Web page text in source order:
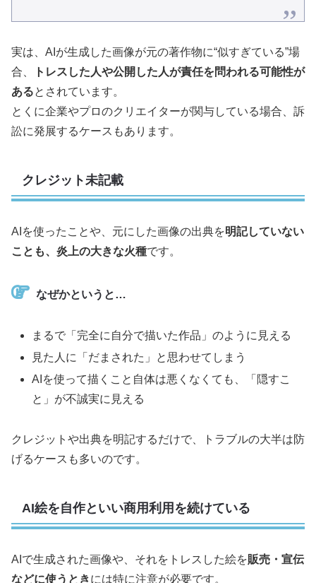
実は、AIが生成した画像が元の著作物に“似すぎている”場
合、
トレスした人や公開した人が責任を問われる可能性が
あるとされています。
とくに企業やプロのクリエイターが関与している場合、訴
訟に発展するケースもあります。
クレジット未記載
AIを使ったことや、元にした画像の出典を明記していない
ことも、炎上の大きな火種です。
なぜかというと…
まるで「完全に自分で描いた作品」のように見える
見た人に「だまされた」と思わせてしまう
AIを使って描くこと自体は悪くなくても、「隠すこ
と」が不誠実に見える
クレジットや出典を明記するだけで、トラブルの大半は防
げるケースも多いのです。
AI絵を自作といい商用利用を続けている
AIで生成された画像や、それをトレスした絵を販売・宣伝
などに使うときには特に注意が必要です。